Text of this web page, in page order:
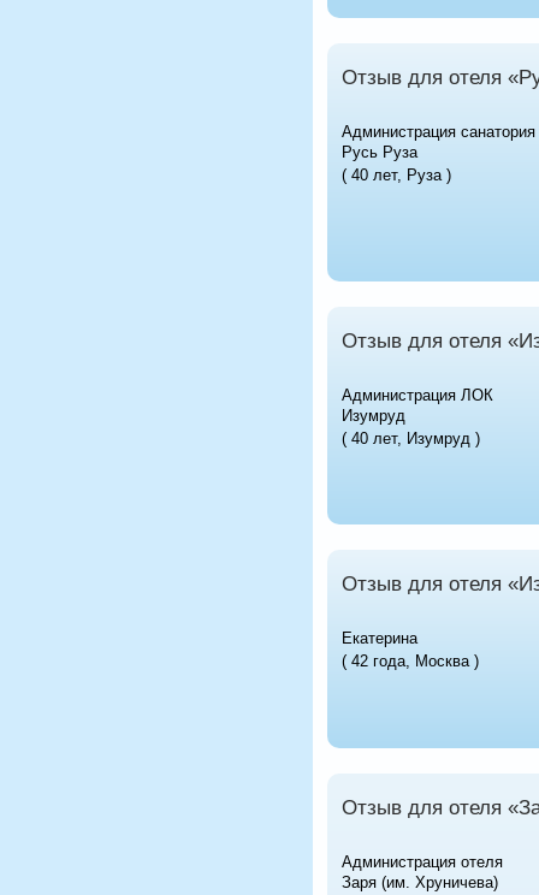
Отзыв для отеля
Администрация санатория
Русь Руза
( 40 лет, Руза )
Отзыв для отеля
Администрация ЛОК
Изумруд
( 40 лет, Изумруд )
Отзыв для отеля
Екатерина
( 42 года, Москва )
Отзыв для отеля
Администрация отеля
Заря (им. Хруничева)